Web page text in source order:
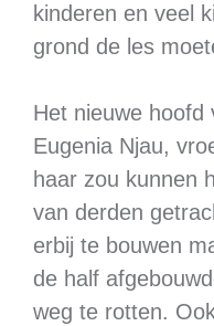
kinderen en veel
grond de les
Het nieuwe hoofd
Eugenia Njau,
haar zou kunnen
van derden
erbij te bouwen
de half
weg te rotten.